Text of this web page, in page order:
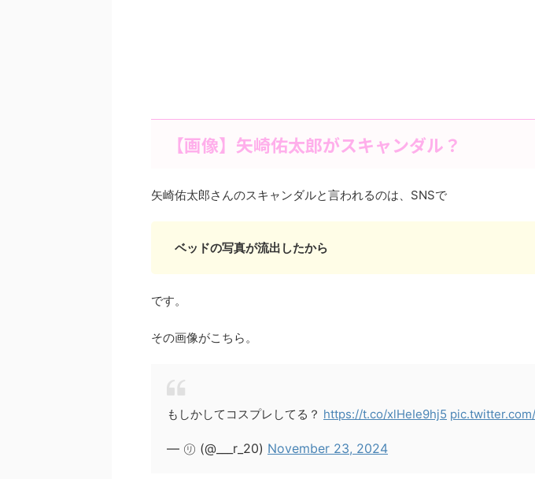
【画像】矢崎佑太郎がスキャンダル？
矢崎佑太郎さんのスキャンダルと言われるのは、SNSで
ベッドの写真が流出したから
です。
その画像がこちら。
もしかしてコスプレしてる？ https://t.co/xlHeIe9hj5
— ㋷ (@___r_20) November 23, 2024